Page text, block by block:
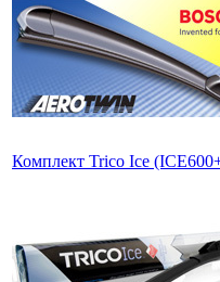
Комплект Trico Ice